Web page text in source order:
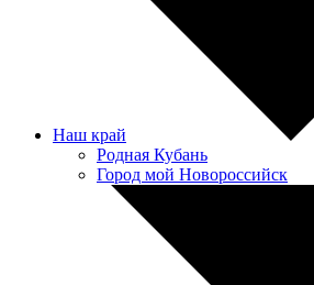
Наш край
Родная Кубань
Город мой Новороссийск